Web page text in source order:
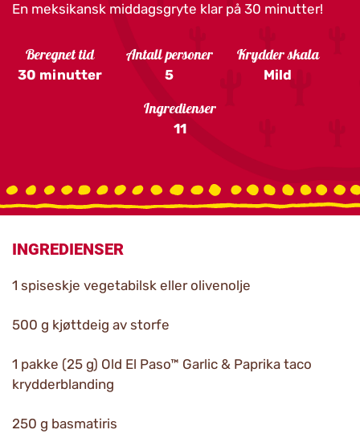
En meksikansk middagsgryte klar på 30 minutter!
Beregnet tid
30 minutter
Antall personer
5
Krydder skala
Mild
Ingredienser
11
INGREDIENSER
1 spiseskje vegetabilsk eller olivenolje
500 g kjøttdeig av storfe
1 pakke (25 g) Old El Paso™ Garlic & Paprika taco
krydderblanding
250 g basmatiris